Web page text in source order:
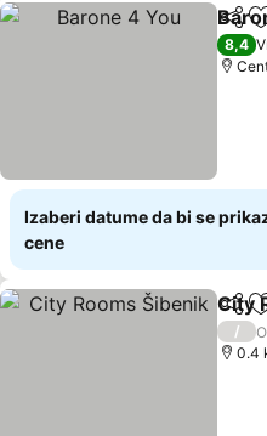
Deli
8,4
Izaberi datume da bi se
cene
Deli
City
/
0.4